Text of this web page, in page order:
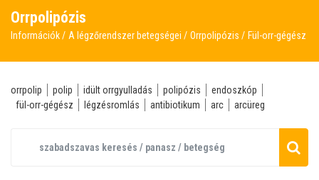
Orrpolipózis
Információk A légzőrendszer betegségei Orrpolipózis Fül-orr-gégész
orrpolip polip idült orrgyulladás polipózis
endoszkóp
fül-orr-gégész
légzésromlás antibiotikum arc arcüreg